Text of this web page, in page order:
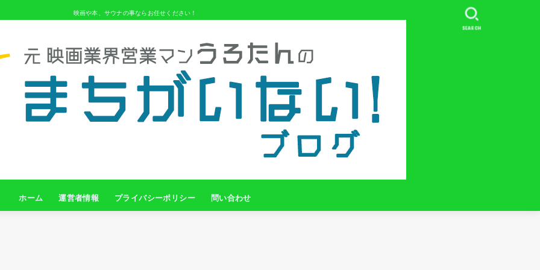
映画や本、サウナの事ならお任せください！
ホーム 運営者情報 プライバシーポリシー 問い合わせ
SEARCH